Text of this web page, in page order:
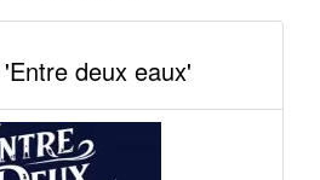
deux eaux'